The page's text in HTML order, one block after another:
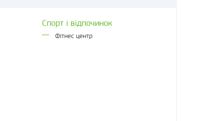
Спорт і відпочинок
Фітнес центр